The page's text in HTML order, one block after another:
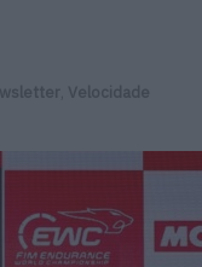
Velocidade